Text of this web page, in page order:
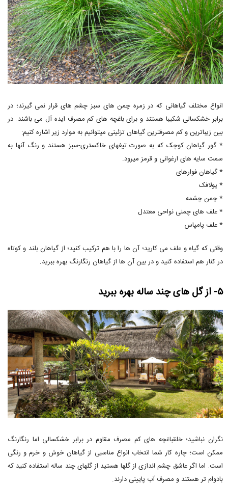
انواع مختلف گیاهانی که در زمره چمن های سبز چشم های قرار نمی گیرند؛ در
برابر خشکسالی شکیبا هستند و برای باغچه های کم مصرف ایده آل می باشند. در
بین زیباترین و کم مصرفترین گیاهان تزئینی میتوانیم به موارد زیر اشاره کنیم:
* گور گیاهان کوچک که به صورت تیغهای خاکستری-سبز هستند و رنگ آنها به
سمت سایه های ارغوانی و قرمز میرود.
* گیاهان فوارهای
* یولافک
* چمن چشمه
* علف های چمنی نواحی معتدل
* علف پامپاس
وقتی که گیاه و علف می کارید؛ آن ها را با هم ترکیب کنید؛ از گیاهان بلند و کوتاه
در کنار هم استفاده کنید و در بین آن ها از گیاهان رنگارنگ بهره ببرید.
۵- از گل های چند ساله بهره ببرید
نگران نباشید؛ خلقباغچه های کم مصرف مقاوم در برابر خشکسالی اما رنگارنگ
ممکن است؛ چاره کار شما انتخاب انواع مناسبی از گیاهان خوش و خرم و رنگی
است. اما اگر عاشق چشم اندازی از گلها هستید از گلهای چند ساله استفاده کنید که
بادوام تر هستند و مصرف آب پایینی دارند.